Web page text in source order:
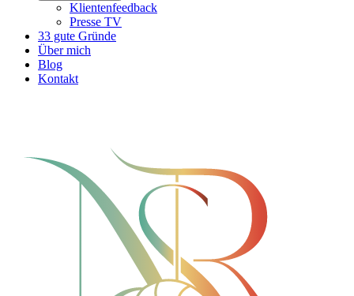
Klientenfeedback
Presse TV
33 gute Gründe
Über mich
Blog
Kontakt